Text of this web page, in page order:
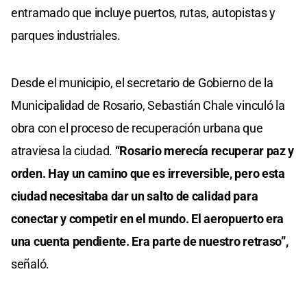
entramado que incluye puertos, rutas, autopistas y
parques industriales.
Desde el municipio, el secretario de Gobierno de la
Municipalidad de Rosario, Sebastián Chale vinculó la
obra con el proceso de recuperación urbana que
atraviesa la ciudad. “Rosario merecía recuperar paz y
orden. Hay un camino que es irreversible, pero esta
ciudad necesitaba dar un salto de calidad para
conectar y competir en el mundo. El aeropuerto era
una cuenta pendiente. Era parte de nuestro retraso”,
señaló.